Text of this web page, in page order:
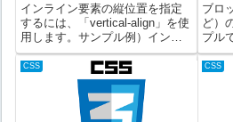
インライン要素の縦位置を指定
するには、「vertical-align」を使
用します。サンプル例）インラ
イン要素を上寄せにするvertical-
align:top;【結果】あいうえお
例）中寄せにするvertical-
align:middle;...
ブロ
ど）
プル
ると
る方
です
常、
CSS CSS